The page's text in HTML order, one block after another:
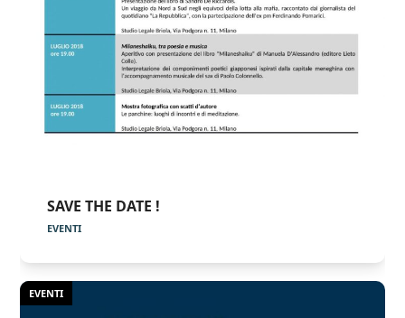
SAVE THE DATE !
EVENTI
EVENTI